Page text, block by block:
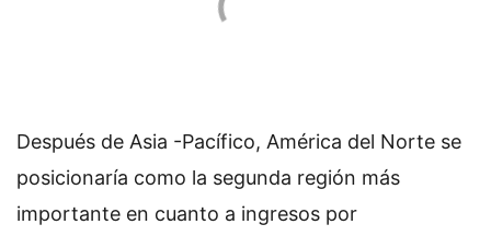
Después de Asia -Pacífico, América del Norte se
posicionaría como la segunda región más
importante en cuanto a ingresos por